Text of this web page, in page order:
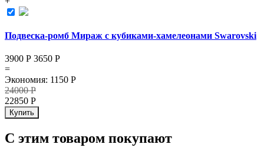
Подвеска-ромб Мираж с кубиками-хамелеонами Swarovski
3900 Р 3650 Р
=
Экономия: 1150 Р
24000Р
22850 Р
Купить
С этим товаром покупают